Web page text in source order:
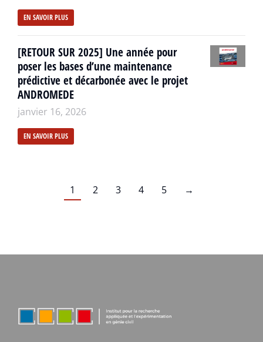
EN SAVOIR PLUS
[RETOUR SUR 2025] Une année pour
poser les bases d’une maintenance
prédictive et décarbonée avec le projet
ANDROMEDE
janvier 16, 2026
EN SAVOIR PLUS
1 2 3 4 5 →